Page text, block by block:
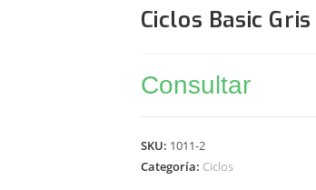
Ciclos Basic
Consultar
SKU: 1011-2
Categoría: Ciclos